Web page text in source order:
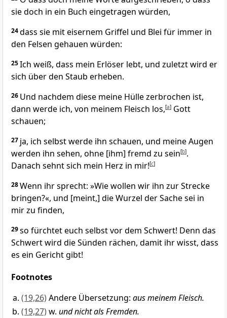
sie doch in ein Buch eingetragen würden,
24dass sie mit eisernem Griffel und Blei für immer in
den Felsen gehauen würden:
25Ich weiß, dass mein Erlöser lebt, und zuletzt wird er
sich über den Staub erheben.
26 Und nachdem diese meine Hülle zerbrochen ist,
dann werde ich, von meinem Fleisch los,[a] Gott
schauen;
27 ja, ich selbst werde ihn schauen, und meine Augen
werden ihn sehen, ohne [ihm] fremd zu sein[b].
Danach sehnt sich mein Herz in mir![c]
28Wenn ihr sprecht: »Wie wollen wir ihn zur Strecke
bringen?«, und [meint,] die Wurzel der Sache sei in
mir zu finden,
29so fürchtet euch selbst vor dem Schwert! Denn das
Schwert wird die Sünden rächen, damit ihr wisst, dass
es ein Gericht gibt!
Footnotes
(19,26)Andere Übersetzung: aus meinem Fleisch.
(19,27)w. und nicht als Fremden.